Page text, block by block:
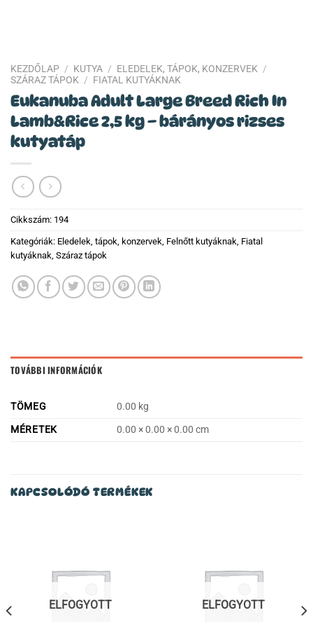
KEZDŐLAP / KUTYA / ELEDELEK, TÁPOK, KONZERVEK /
SZÁRAZ TÁPOK / FIATAL KUTYÁKNAK
Eukanuba Adult Large Breed Rich In
Lamb&Rice 2,5 kg – bárányos rizses
kutyatáp
Cikkszám: 194
Kategóriák: Eledelek, tápok, konzervek, Felnőtt kutyáknak, Fiatal
kutyáknak, Száraz tápok
TOVÁBBI INFORMÁCIÓK
TÖMEG
0.00 kg
MÉRETEK
0.00 × 0.00 × 0.00 cm
KAPCSOLÓDÓ TERMÉKEK
ELFOGYOTT ELFOGYOTT